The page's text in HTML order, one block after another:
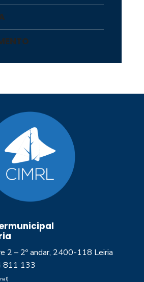
2 – 2º andar, 2400-118 Leiria
811 133